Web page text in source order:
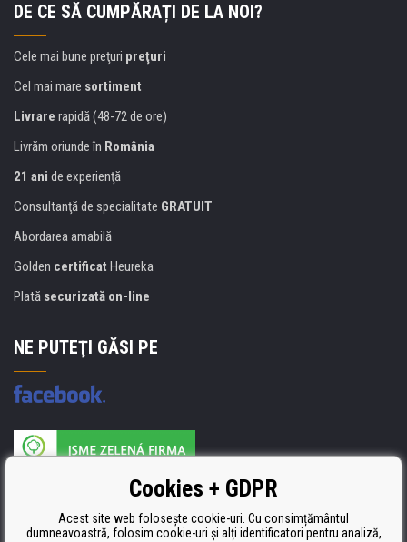
DE CE SĂ CUMPĂRAȚI DE LA NOI?
Cele mai bune preţuri preţuri
Cel mai mare sortiment
Livrare rapidă (48-72 de ore)
Livrăm oriunde în România
21 ani de experienţă
Consultanţă de specialitate GRATUIT
Abordarea amabilă
Golden certificat Heureka
Plată securizată on-line
NE PUTEŢI GĂSI PE
Producătorul umpluturii de rezervă este certificat
ISO 9001, ISO 14001 şi STMC.Cookies + GDPR
Acest site web folosește cookie-uri. Cu consimțământul
dumneavoastră, folosim cookie-uri și alți identificatori pentru analiză,